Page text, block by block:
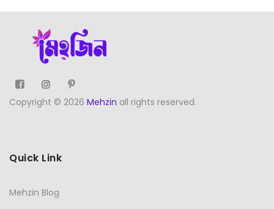
Copyright © 2026 Mehzin all rights reserved.
Quick Link
Mehzin Blog